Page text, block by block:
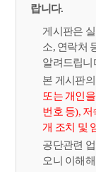
랍니다.
게시판은
소, 연락처
알려드립니
본 게시판
또는 개인
번호 등),
개 조치 및
공단관련
오니 이해